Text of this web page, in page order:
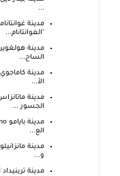
...
"الغوانتانام...
الساح...
الأ...
الجسور ...
الع...
و...